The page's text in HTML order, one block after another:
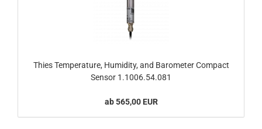
Thies Temperature, Humidity, and Barometer Compact
Sensor 1.1006.54.081
ab 565,00 EUR